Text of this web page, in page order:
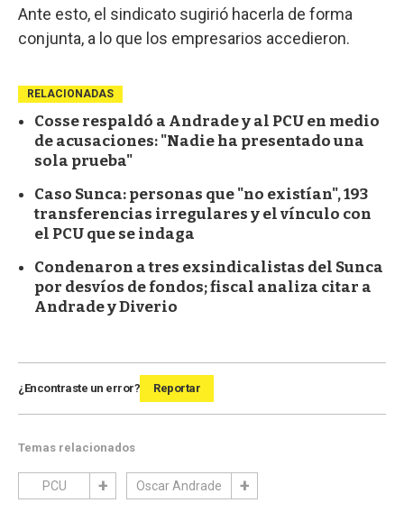
Ante esto, el sindicato sugirió hacerla de forma
conjunta, a lo que los empresarios accedieron.
RELACIONADAS
Cosse respaldó a Andrade y al PCU en medio
de acusaciones: "Nadie ha presentado una
sola prueba"
Caso Sunca: personas que "no existían", 193
transferencias irregulares y el vínculo con
el PCU que se indaga
Condenaron a tres exsindicalistas del Sunca
por desvíos de fondos; fiscal analiza citar a
Andrade y Diverio
¿Encontraste un error? Reportar
Temas relacionados
PCU Oscar Andrade